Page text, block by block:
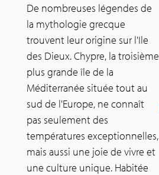
De nombreuses légendes de
la mythologie grecque
trouvent leur origine sur l'Ile
des Dieux. Chypre, la troisième
plus grande île de la
Méditerranée située tout au
sud de l'Europe, ne connaît
pas seulement des
températures exceptionnelles,
mais aussi une joie de vivre et
une culture unique. Habitée